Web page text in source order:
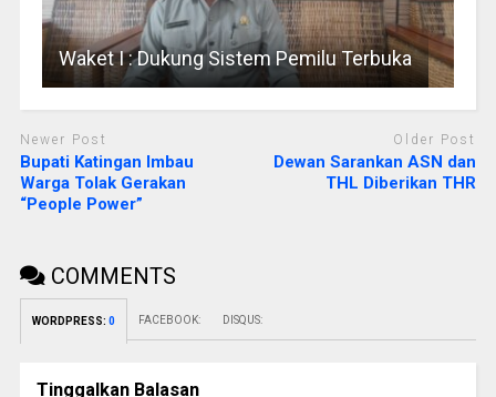
Waket I : Dukung Sistem Pemilu Terbuka
Newer Post
Bupati Katingan Imbau
Warga Tolak Gerakan
“People Power”
Older Post
Dewan Sarankan ASN dan
THL Diberikan THR
COMMENTS
WORDPRESS: 0 FACEBOOK: DISQUS:
Tinggalkan Balasan